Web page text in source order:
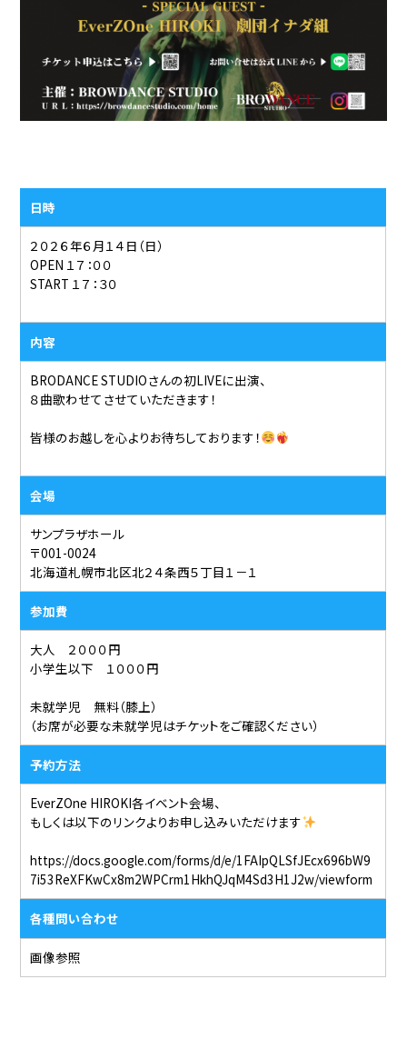
日時
２０２６年６月１４日（日）
OPEN １７：００
START １７：３０
内容
BRODANCE STUDIOさんの初LIVEに出演、
８曲歌わせてさせていただきます！
皆様のお越しを心よりお待ちしております！
会場
サンプラザホール
〒001-0024
北海道札幌市北区北２４条西５丁目１－１
参加費
大人 ２０００円
小学生以下 １０００円
未就学児 無料（膝上）
（お席が必要な未就学児はチケットをご確認ください）
予約方法
EverZOne HIROKI各イベント会場、
もしくは以下のリンクよりお申し込みいただけます
https://docs.google.com/forms/d/e/1FAIpQLSfJEcx696bW9
7i53ReXFKwCx8m2WPCrm1HkhQJqM4Sd3H1J2w/viewform
各種問い合わせ
画像参照